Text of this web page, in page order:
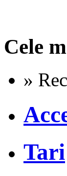
Cele
»
Tari